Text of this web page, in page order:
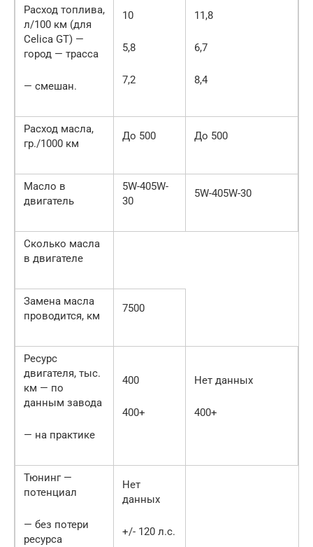
Расход топлива,
л/100 км (для
Celica GT) —
город — трасса
— смешан.
10
5,8
7,2
11,8
6,7
8,4
Расход масла,
гр./1000 км
До 500 До 500
Масло в
двигатель
5W-405W-
30
5W-405W-30
Сколько масла
в двигателе
Замена масла
проводится, км
7500
Ресурс
двигателя, тыс.
км — по
данным завода
— на практике
400
400+
Нет данных
400+
Тюнинг —
потенциал
— без потери
ресурса
Нет
данных
+/- 120 л.с.